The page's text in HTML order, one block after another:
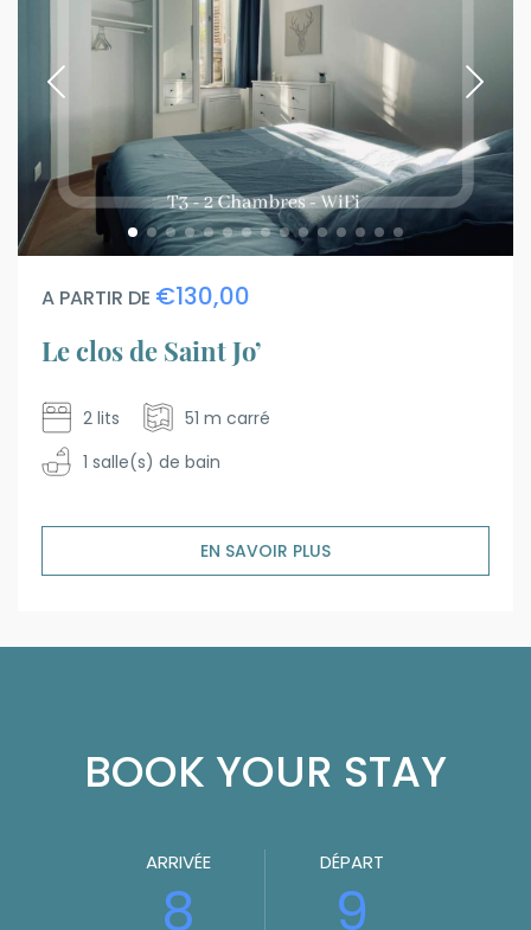
A PARTIR DE €130,00
Le clos de Saint Jo’
2 lits
51 m carré
1 salle(s) de bain
EN SAVOIR PLUS
BOOK YOUR STAY
ARRIVÉE
8
DÉPART
9